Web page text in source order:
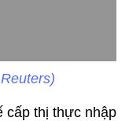
cấp thị thực nhập